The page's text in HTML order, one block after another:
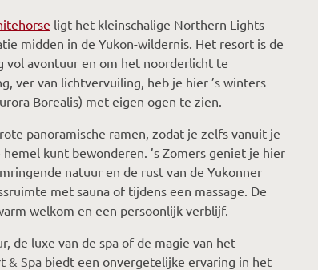
ligt het kleinschalige Northern Lights
midden in de Yukon-wildernis. Het resort is de
vol avontuur en om het noorderlicht te
ver van lichtvervuiling, heb je hier ’s winters
Borealis) met eigen ogen te zien.
panoramische ramen, zodat je zelfs vanuit je
kunt bewonderen. ’s Zomers geniet je hier
natuur en de rust van de Yukonner
met sauna of tijdens een massage. De
welkom en een persoonlijk verblijf.
de luxe van de spa of de magie van het
& Spa biedt een onvergetelijke ervaring in het